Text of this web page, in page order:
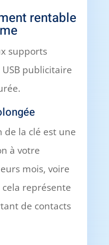
rentable
supports
publicitaire
de la clé est une
à votre
mois, voire
représente
de contacts